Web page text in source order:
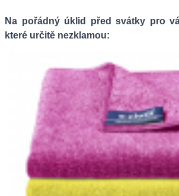
Na pořádný úklid před svátky pro
které určitě nezklamou: